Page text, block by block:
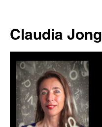
content
Claudia Jong